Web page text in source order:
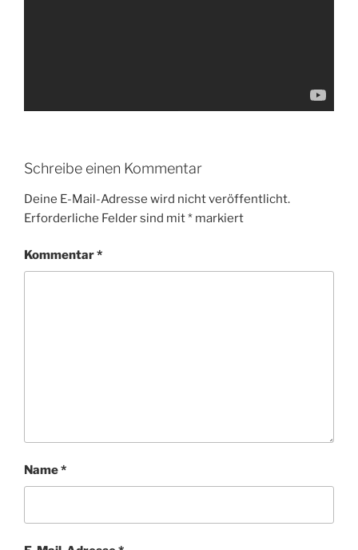
Schreibe einen Kommentar
Deine E-Mail-Adresse wird nicht veröffentlicht.
Erforderliche Felder sind mit* markiert
Kommentar*
Name*